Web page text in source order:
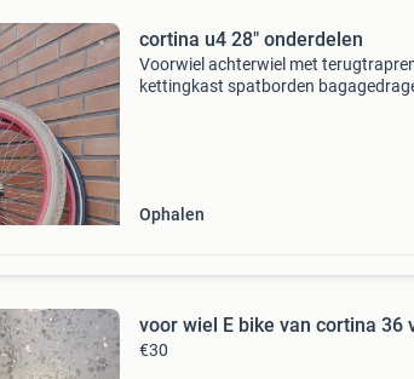
cortina u4 28" onderdelen
Voorwiel achterwiel met
kettingkast spatborden
Ophalen
voor wiel E bike van cortina 36
€30